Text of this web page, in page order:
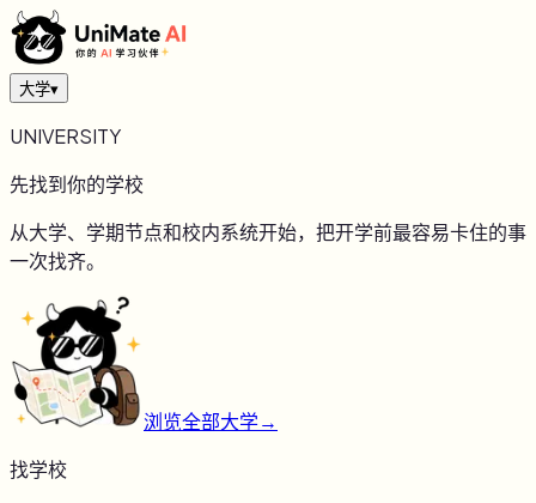
大学▾
UNIVERSITY
先找到你的学校
从大学、学期节点和校内系统开始，把开学前最容易卡住的事
一次找齐。
浏览全部大学→
找学校